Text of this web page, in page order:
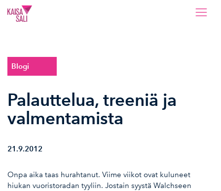
Kaisa Sali
Blogi
Palauttelua, treeniä ja
valmentamista
21.9.2012
Onpa aika taas hurahtanut. Viime viikot ovat kuluneet
hiukan vuoristoradan tyyliin. Jostain syystä Walchseen